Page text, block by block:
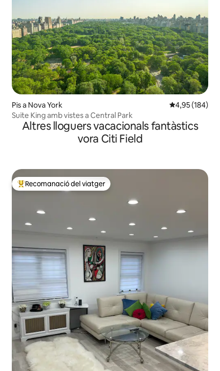
Pis a Nova York 4,95 de
4,95 (184)
Suite King amb vistes a Central Park
Altres lloguers vacacionals fantàstics
vora Citi Field
Principals recomanacions dels viatgers
Recomanació del viatger